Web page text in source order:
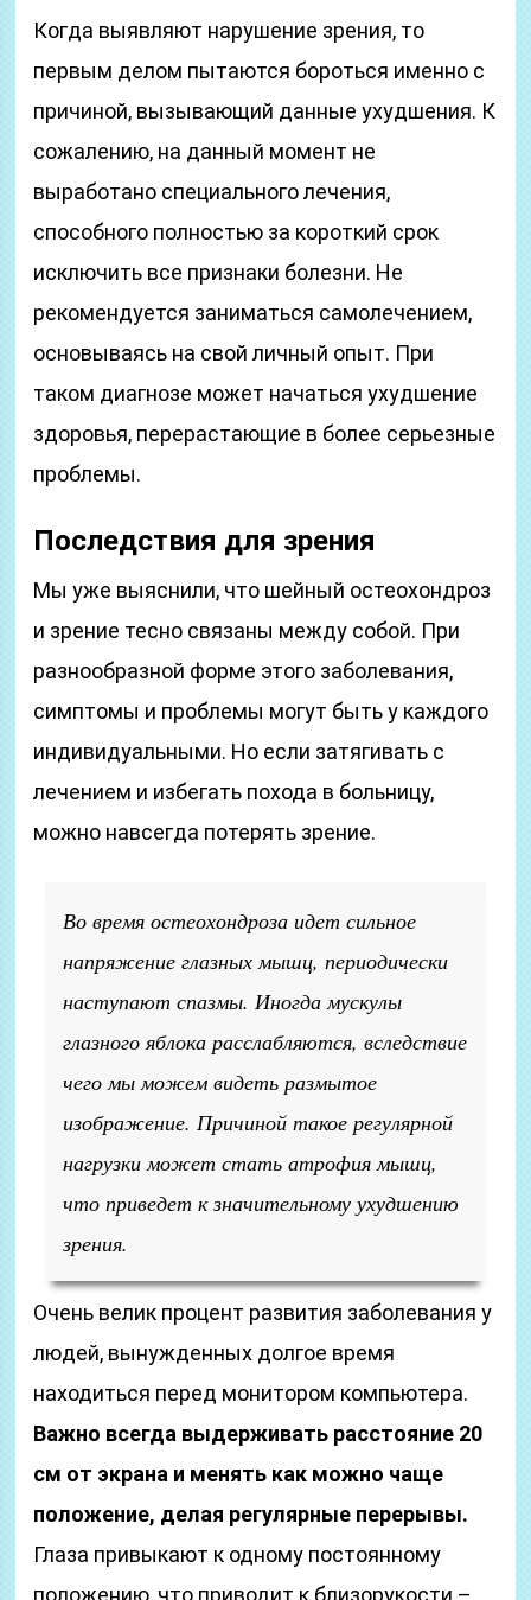
Когда выявляют нарушение зрения, то
первым делом пытаются бороться именно с
причиной, вызывающий данные ухудшения. К
сожалению, на данный момент не
выработано специального лечения,
способного полностью за короткий срок
исключить все признаки болезни. Не
рекомендуется заниматься самолечением,
основываясь на свой личный опыт. При
таком диагнозе может начаться ухудшение
здоровья, перерастающие в более серьезные
проблемы.
Последствия для зрения
Мы уже выяснили, что шейный остеохондроз
и зрение тесно связаны между собой. При
разнообразной форме этого заболевания,
симптомы и проблемы могут быть у каждого
индивидуальными. Но если затягивать с
лечением и избегать похода в больницу,
можно навсегда потерять зрение.
Во время остеохондроза идет сильное
напряжение глазных мышц, периодически
наступают спазмы. Иногда мускулы
глазного яблока расслабляются, вследствие
чего мы можем видеть размытое
изображение. Причиной такое регулярной
нагрузки может стать атрофия мышц,
что приведет к значительному ухудшению
зрения.
Очень велик процент развития заболевания у
людей, вынужденных долгое время
находиться перед монитором компьютера.
Важно всегда выдерживать расстояние 20
см от экрана и менять как можно чаще
положение, делая регулярные перерывы.
Глаза привыкают к одному постоянному
положению, что приводит к близорукости –